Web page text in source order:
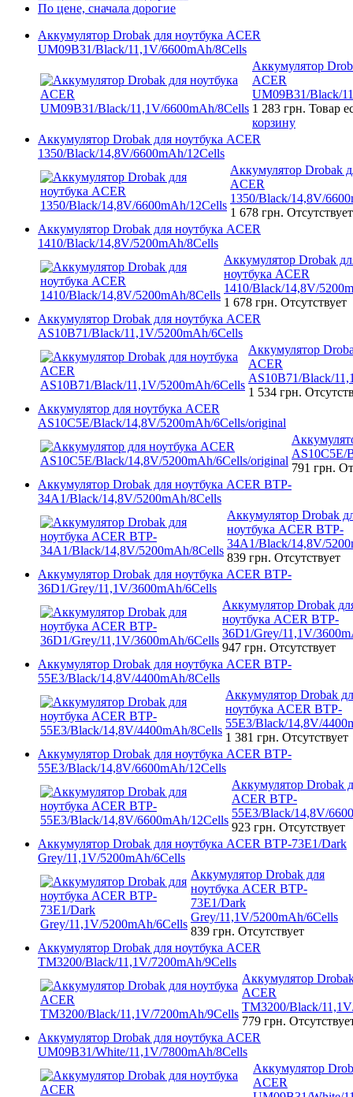
По цене, сначала дорогие
Аккумулятор Drobak для ноутбука ACER
UM09B31/Black/11,1V/6600mAh/8Cells
Аккумулятор
ACER
UM09B31/Black/
1 283 грн. Товар
корзину
Аккумулятор Drobak для ноутбука ACER
1350/Black/14,8V/6600mAh/12Cells
Аккумулятор Drobak
ACER
1350/Black/14,8V/
1 678 грн. Отсутствует
Аккумулятор Drobak для ноутбука ACER
1410/Black/14,8V/5200mAh/8Cells
Аккумулятор Drobak
ноутбука ACER
1410/Black/14,8V/
1 678 грн. Отсутствует
Аккумулятор Drobak для ноутбука ACER
AS10B71/Black/11,1V/5200mAh/6Cells
Аккумулятор
ACER
AS10B71/Black/
1 534 грн.
Аккумулятор для ноутбука ACER
AS10C5E/Black/14,8V/5200mAh/6Cells/original
AS10C5E/
791 грн.
Аккумулятор Drobak для ноутбука ACER BTP-
34A1/Black/14,8V/5200mAh/8Cells
Аккумулятор Drobak
ноутбука ACER BTP-
34A1/Black/14,8V/
839 грн. Отсутствует
Аккумулятор Drobak для ноутбука ACER BTP-
36D1/Grey/11,1V/3600mAh/6Cells
Аккумулятор Drobak
ноутбука ACER BTP-
36D1/Grey/11,1V/
947 грн. Отсутствует
Аккумулятор Drobak для ноутбука ACER BTP-
55E3/Black/14,8V/4400mAh/8Cells
Аккумулятор Drobak
ноутбука ACER BTP-
55E3/Black/14,8V/
1 381 грн. Отсутствует
Аккумулятор Drobak для ноутбука ACER BTP-
55E3/Black/14,8V/6600mAh/12Cells
Аккумулятор Drobak
ACER BTP-
55E3/Black/14,8V/
923 грн. Отсутствует
Аккумулятор Drobak для ноутбука ACER BTP-73E1/Dark
Grey/11,1V/5200mAh/6Cells
Аккумулятор Drobak для
ноутбука ACER BTP-
73E1/Dark
Grey/11,1V/5200mAh/6Cells
839 грн. Отсутствует
Аккумулятор Drobak для ноутбука ACER
TM3200/Black/11,1V/7200mAh/9Cells
Аккумулятор
ACER
TM3200/Black/
779 грн.
Аккумулятор Drobak для ноутбука ACER
UM09B31/White/11,1V/7800mAh/8Cells
Аккумулятор
ACER